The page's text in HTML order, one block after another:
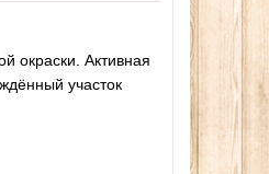
Эспандер фитнес резинка
тренажер (средняя нагрузка)
окраски. Активная
участок